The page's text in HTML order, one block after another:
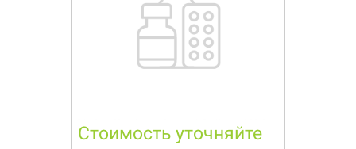
Стоимость уточняйте